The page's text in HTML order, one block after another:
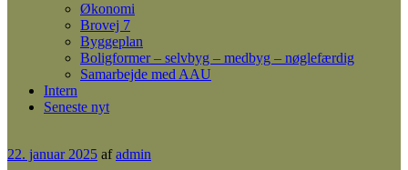
Økonomi
Brovej 7
Byggeplan
Boligformer – selvbyg – medbyg – nøglefærdig
Samarbejde med AAU
Intern
Seneste nyt
Udgivet
22. januar 2025 afadmin